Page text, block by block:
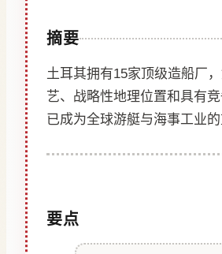
摘要
土耳其拥有15家顶级造船厂
艺、战略性地理位置和具有竞
已成为全球游艇与海事工业的
要点